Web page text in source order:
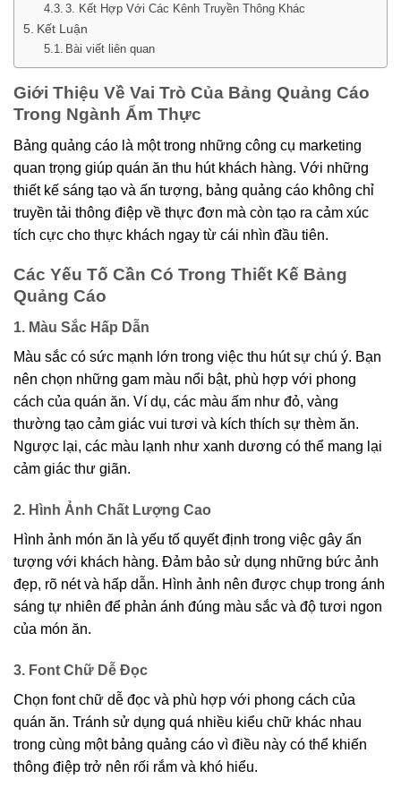
3. Kết Hợp Với Các Kênh Truyền Thông Khác
Kết Luận
Bài viết liên quan
Giới Thiệu Về Vai Trò Của Bảng Quảng Cáo
Trong Ngành Ẩm Thực
Bảng quảng cáo là một trong những công cụ marketing
quan trọng giúp quán ăn thu hút khách hàng. Với những
thiết kế sáng tạo và ấn tượng, bảng quảng cáo không chỉ
truyền tải thông điệp về thực đơn mà còn tạo ra cảm xúc
tích cực cho thực khách ngay từ cái nhìn đầu tiên.
Các Yếu Tố Cần Có Trong Thiết Kế Bảng
Quảng Cáo
1. Màu Sắc Hấp Dẫn
Màu sắc có sức mạnh lớn trong việc thu hút sự chú ý. Bạn
nên chọn những gam màu nổi bật, phù hợp với phong
cách của quán ăn. Ví dụ, các màu ấm như đỏ, vàng
thường tạo cảm giác vui tươi và kích thích sự thèm ăn.
Ngược lại, các màu lạnh như xanh dương có thể mang lại
cảm giác thư giãn.
2. Hình Ảnh Chất Lượng Cao
Hình ảnh món ăn là yếu tố quyết định trong việc gây ấn
tượng với khách hàng. Đảm bảo sử dụng những bức ảnh
đẹp, rõ nét và hấp dẫn. Hình ảnh nên được chụp trong ánh
sáng tự nhiên để phản ánh đúng màu sắc và độ tươi ngon
của món ăn.
3. Font Chữ Dễ Đọc
Chọn font chữ dễ đọc và phù hợp với phong cách của
quán ăn. Tránh sử dụng quá nhiều kiểu chữ khác nhau
trong cùng một bảng quảng cáo vì điều này có thể khiến
thông điệp trở nên rối rắm và khó hiểu.